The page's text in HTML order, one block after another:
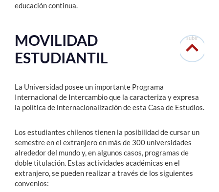
educación continua.
MOVILIDAD
ESTUDIANTIL
subir
La Universidad posee un importante Programa
Internacional de Intercambio que la caracteriza y expresa
la política de internacionalización de esta Casa de Estudios.
Los estudiantes chilenos tienen la posibilidad de cursar un
semestre en el extranjero en más de 300 universidades
alrededor del mundo y, en algunos casos, programas de
doble titulación. Estas actividades académicas en el
extranjero, se pueden realizar a través de los siguientes
convenios: